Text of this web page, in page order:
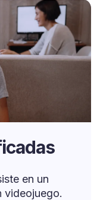
en un
videojuego.